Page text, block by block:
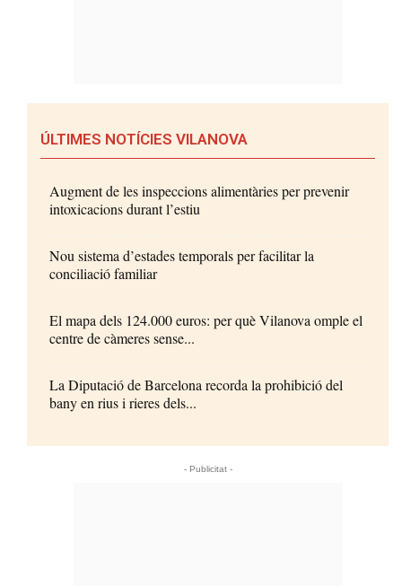
ÚLTIMES NOTÍCIES VILANOVA
Augment de les inspeccions alimentàries per prevenir
intoxicacions durant l’estiu
Nou sistema d’estades temporals per facilitar la
conciliació familiar
El mapa dels 124.000 euros: per què Vilanova omple el
centre de càmeres sense...
La Diputació de Barcelona recorda la prohibició del
bany en rius i rieres dels...
- Publicitat -